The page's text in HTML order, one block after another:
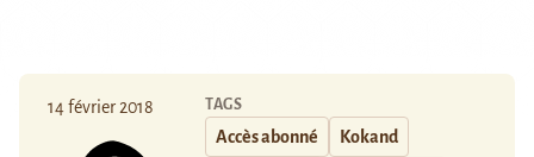
14 février 2018 TAGS
Accès abonné Kokand